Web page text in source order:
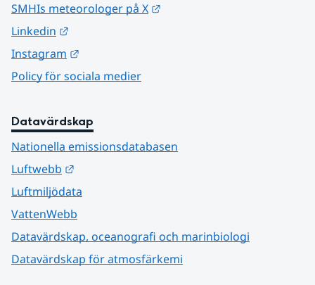
SMHIs meteorologer på X
Linkedin
Instagram
Policy för sociala medier
Datavärdskap
Nationella emissionsdatabasen
Luftwebb
Luftmiljödata
VattenWebb
Datavärdskap, oceanografi och marinbiologi
Datavärdskap för atmosfärkemi